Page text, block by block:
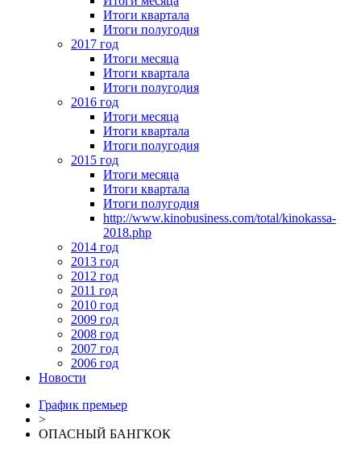
Итоги квартала
Итоги полугодия
2017 год
Итоги месяца
Итоги квартала
Итоги полугодия
2016 год
Итоги месяца
Итоги квартала
Итоги полугодия
2015 год
Итоги месяца
Итоги квартала
Итоги полугодия
http://www.kinobusiness.com/total/kinokassa-
2018.php
2014 год
2013 год
2012 год
2011 год
2010 год
2009 год
2008 год
2007 год
2006 год
Новости
График премьер
>
ОПАСНЫЙ БАНГКОК